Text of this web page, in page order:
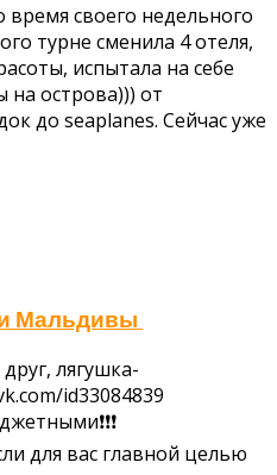
время своего недельного
турне сменила 4 отеля,
испытала на себе
острова))) от
до seaplanes. Сейчас уже
Мальдивы
лягушка-
id33084839
для вас главной целью